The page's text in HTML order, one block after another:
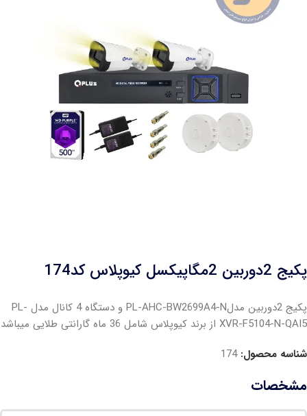
پکیج 2دوربین 2مگاپیکسل کیوپلاس کد174
پکیج 2دوربین مدلPL-AHC-BW2699A4-N و دستگاه 4 کانال مدل PL-
XVR-F5104-N-QAI5 از برند کیوپلاس شامل 36 ماه گارانتی طلایی میباشد
شناسه محصول:174
مشخصات